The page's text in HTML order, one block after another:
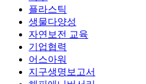
플라스틱
생물다양성
자연보전 교육
기업협력
어스아워
지구생명보고서